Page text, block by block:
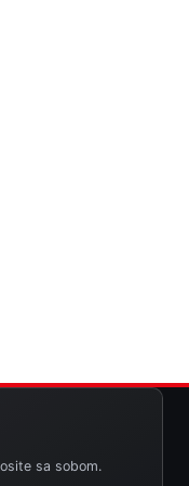
sa sobom.